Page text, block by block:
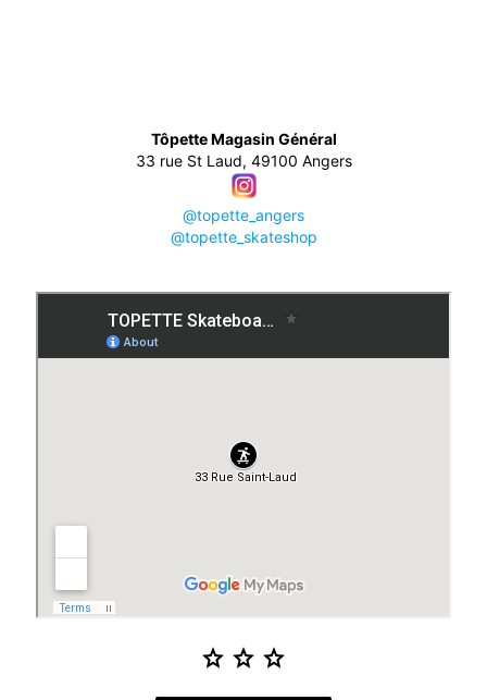
Tôpette Magasin Général
33 rue St Laud, 49100 Angers
@topette_angers
@topette_skateshop
star star star